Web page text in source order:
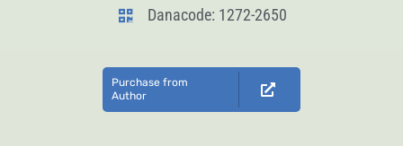
Danacode: 1272-2650
Purchase from
Author